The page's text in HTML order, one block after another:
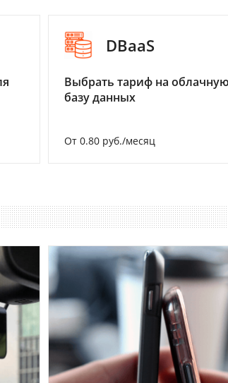
DBaaS
Выбрать тариф на
базу данных
От 0.80 руб./месяц